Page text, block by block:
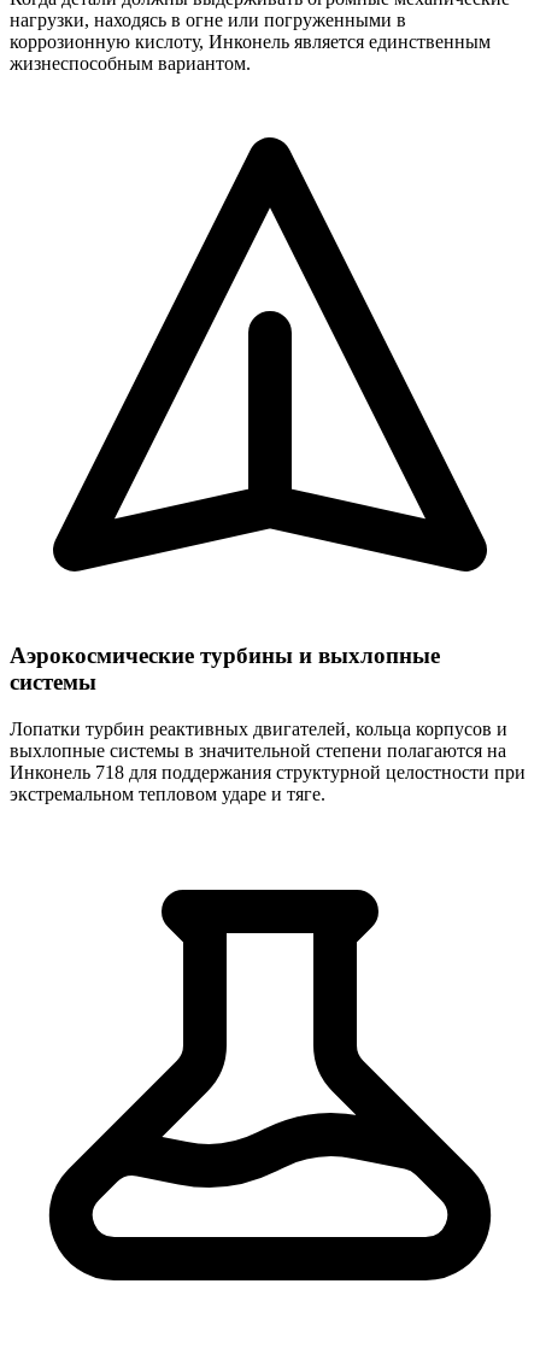
нагрузки, находясь в огне или погруженными в
коррозионную кислоту, Инконель является единственным
жизнеспособным вариантом.
Аэрокосмические турбины и выхлопные
системы
Лопатки турбин реактивных двигателей, кольца корпусов и
выхлопные системы в значительной степени полагаются на
Инконель 718 для поддержания структурной целостности при
экстремальном тепловом ударе и тяге.